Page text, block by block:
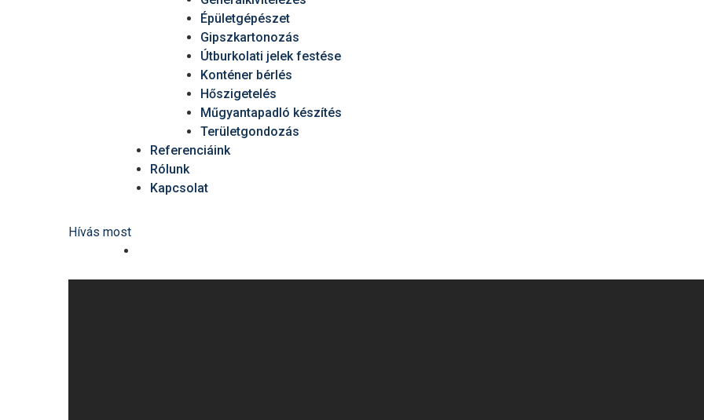
Épületgépészet
Gipszkartonozás
Útburkolati jelek festése
Konténer bérlés
Hőszigetelés
Műgyantapadló készítés
Területgondozás
Referenciáink
Rólunk
Kapcsolat
Hívás most